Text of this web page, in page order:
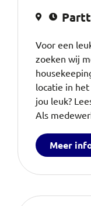
Voor een
zoeken wij
locatie in
jou leuk?
Als
Meer